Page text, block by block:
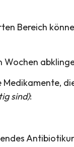
Bereich
sind):